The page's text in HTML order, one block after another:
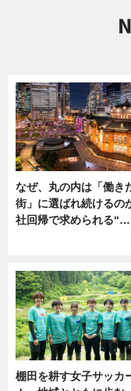
なぜ、丸の内は「働き
街」に選ばれ続けるの
社回帰で求められる“…
棚田を耕す女子サッカ